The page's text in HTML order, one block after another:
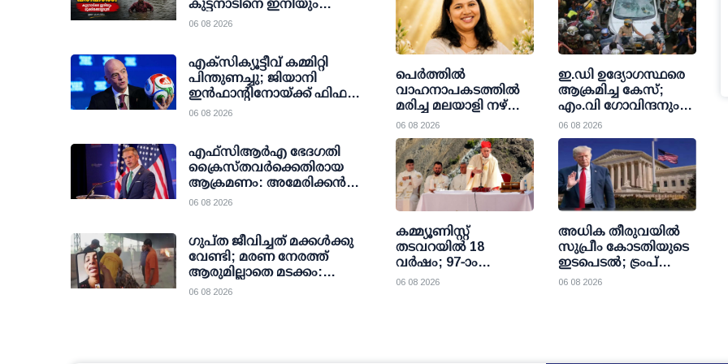
കുട്ടനാടിനെ ഇനിയും
മുക്കിക്കൊല്ലരുത്
06 08 2026
എക്സിക്യൂട്ടീവ് കമ്മിറ്റി
പിന്തുണച്ചു; ജിയാനി
ഇന്‍ഫാന്റിനോയ്ക്ക് ഫിഫ
പ്രസിഡന്റ് സ്ഥാനത്ത് തുടരാം
06 08 2026
എഫ്‌സി‌ആര്‍‌എ ഭേദഗതി
ക്രൈസ്തവർക്കെതിരായ
ആക്രമണം: അമേരിക്കൻ
എംപിയുടെ പരാമർശം
06 08 2026
ഗുപ്ത ജീവിച്ചത് മക്കള്‍ക്കു
വേണ്ടി; മരണ നേരത്ത്
ആരുമില്ലാതെ മടക്കം:
മക്കള്‍ക്കെല്ലാം തിരക്കോട്
06 08 2026
പെർത്തിൽ
വാഹനാപകടത്തിൽ
മരിച്ച മലയാളി നഴ്സ്
ആൻ മേരി
ജോയിയുടെ
സംസ്കാരം നാളെ
കേരളത്തിൽ
06 08 2026
ഇ.ഡി ഉദ്യോഗസ്ഥരെ
ആക്രമിച്ച കേസ്;
എം.വി ഗോവിന്ദനും
ജോണ്‍ ബ്രിട്ടാസിനും
നോട്ടീസ്
06 08 2026
കമ്മ്യൂണിസ്റ്റ്
തടവറയില്‍ 18
വര്‍ഷം; 97-ാം
വയസില്‍ അതേ
06 08 2026
അധിക തീരുവയില്‍
സുപ്രീം കോടതിയുടെ
ഇടപെടല്‍; ട്രംപ്
ഭരണകൂടം തിരിച്ചു
06 08 2026